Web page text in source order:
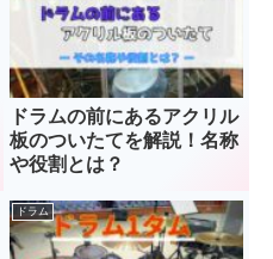
ドラムの前にあるアクリル
板のついたてを解説！名称
や役割とは？
ドラム